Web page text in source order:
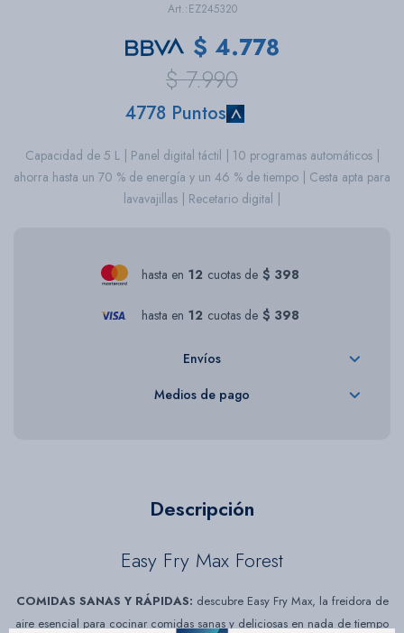
EZ245320
$ 4.778
$ 7.990
4778 Puntos
Capacidad de 5 L | Panel digital táctil | 10 programas automáticos |
ahorra hasta un 70 % de energía y un 46 % de tiempo | Cesta apta para
lavavajillas | Recetario digital |
hasta en 12 cuotas de $ 398
hasta en 12 cuotas de $ 398
Envíos
Medios de pago
Descripción
Easy Fry Max Forest
COMIDAS SANAS Y RÁPIDAS: descubre Easy Fry Max, la freidora de
aire esencial para cocinar comidas sanas y deliciosas en nada de tiempo